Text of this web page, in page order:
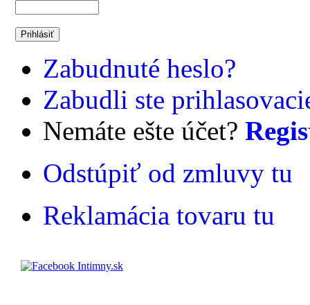
Zabudnuté heslo?
Zabudli ste
Nemáte ešte účet?
Odstúpiť od zmluvy tu
Reklamácia tovaru tu